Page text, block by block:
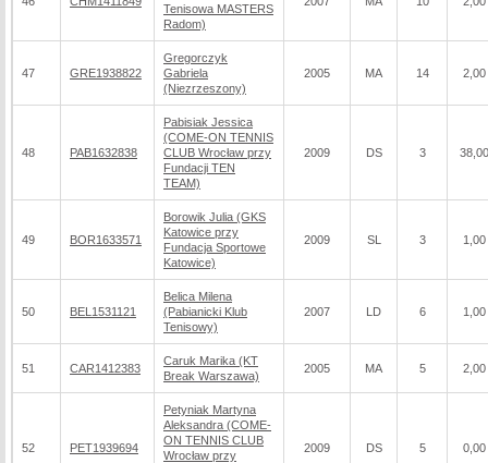
Tenisowa MASTERS
Radom)
47 GRE1938822
Gregorczyk
Gabriela
(Niezrzeszony)
2005 MA 14 2,00
48 PAB1632838
Pabisiak Jessica
(COME-ON TENNIS
CLUB Wrocław przy
Fundacji TEN
TEAM)
2009 DS 3 38,00
49 BOR1633571
Borowik Julia (GKS
Katowice przy
Fundacja Sportowe
Katowice)
2009 SL 3 1,00
50 BEL1531121
Belica Milena
(Pabianicki Klub
Tenisowy)
2007 LD 6 1,00
51 CAR1412383
Caruk Marika (KT
Break Warszawa)
2005 MA 5 2,00
52 PET1939694
Petyniak Martyna
Aleksandra (COME-
ON TENNIS CLUB
Wrocław przy
2009 DS 5 0,00